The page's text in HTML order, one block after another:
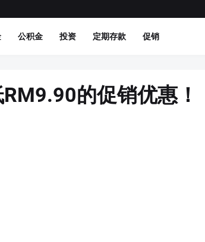
公积金 投资 定期存款 促销
的促销优惠！